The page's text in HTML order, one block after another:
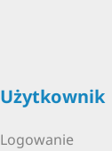
Użytkownik
Logowanie